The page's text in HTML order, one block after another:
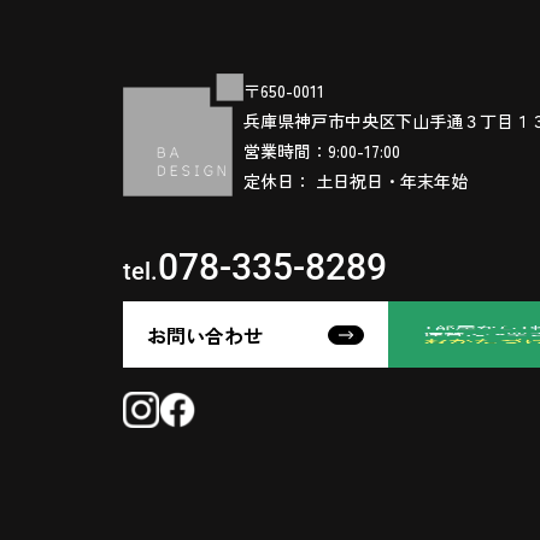
〒650-0011
兵庫県神戸市中央区下山手通３丁目１
営業時間：9:00-17:00
定休日： 土日祝日・年末年始
tel.078-335-8289
お問い合わせ